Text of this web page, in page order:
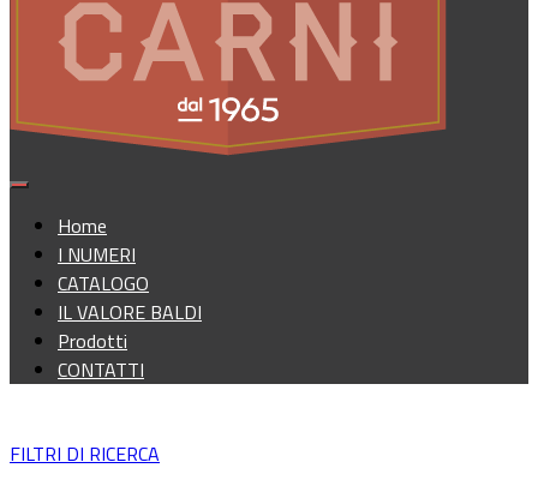
Home
I NUMERI
CATALOGO
IL VALORE BALDI
Prodotti
CONTATTI
FILTRI DI RICERCA